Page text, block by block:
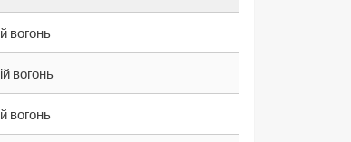
вогонь
вогонь
вогонь